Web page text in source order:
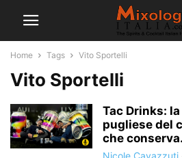
Home Tags Vito Sportelli
Vito Sportelli
Tac Drinks:
pugliese del
che
Nicole Cavazzuti